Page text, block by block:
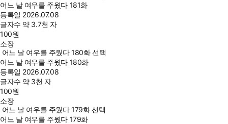
어느 날 여우를 주웠다 181화
등록일 2026.07.08
글자수 약 3.7천 자
100원
소장
어느 날 여우를 주웠다 180화 선택
어느 날 여우를 주웠다 180화
등록일 2026.07.08
글자수 약 3천 자
100원
소장
어느 날 여우를 주웠다 179화 선택
어느 날 여우를 주웠다 179화